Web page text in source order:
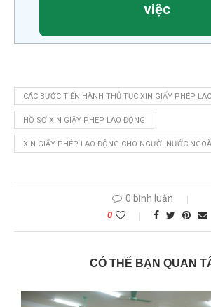
việc
CÁC BƯỚC TIẾN HÀNH THỦ TỤC XIN GIẤY PHÉP
HỒ SƠ XIN GIẤY PHÉP LAO ĐỘNG
XIN GIẤY PHÉP LAO ĐỘNG CHO NGƯỜI NƯỚC
0 bình luận
0
CÓ THỂ BẠN QUAN